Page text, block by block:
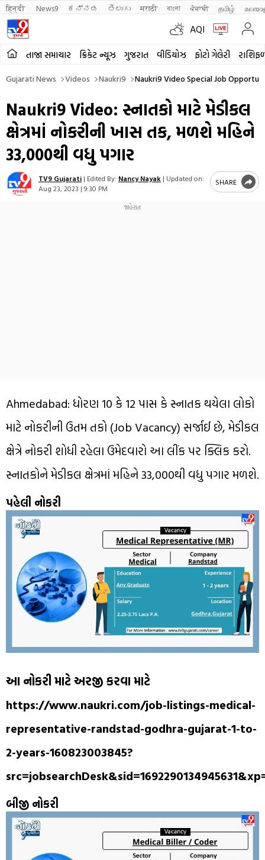
हिन्दी News9 ಕನ್ನಡ తెలుగు मराठी বাংলা ਪੰਜਾਬੀ தமிழ்
AQI
તાજા સમાચાર ક્રિકેટ ન્યૂઝ ગુજરાત વીડિયોઝ ફોટો ગેલેરી
Gujarati News Videos Naukri9 Naukri9 Video Special Job
Naukri9 Video: સ્નાતકો માટે મેડીકલ
ક્ષેત્રમાં નોકરીની ખાસ તક, મળશે મહિને
33,000થી વધુ પગાર
TV9 Gujarati | Edited By: Nancy Nayak | Updated on:
Aug 23, 2023 | 9:30 PM
SHARE
Ahmedabad: ધોરણ 10 કે 12 પાસ કે સ્નાતક થયેલા લોકો
માટે નોકરીની ઉતમ તકો (Job Vacancy) સર્જાઈ છે, મેડીકલ
ક્ષેત્રે નોકરી શોધી રહેલા ઉમેદવારો આ લીંક પર ક્લિક કરો.
સ્નાતકોને મેડીકલ ક્ષેત્રમાં મહિને 33,000થી વધુ પગાર મળશે.
પહેલી નોકરી
આ નોકરી માટે અરજી કરવા માટે
https://www.naukri.com/job-listings-medical-
representative-randstad-godhra-gujarat-1-to-
2-years-160823003845?
બીજી નોકરી